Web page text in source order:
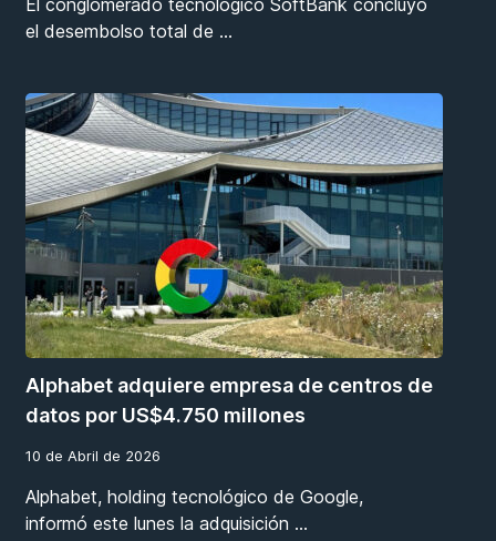
el desembolso total de …
Alphabet adquiere empresa de centros de
datos por US$4.750 millones
10 de Abril de 2026
Alphabet, holding tecnológico de Google,
informó este lunes la adquisición …